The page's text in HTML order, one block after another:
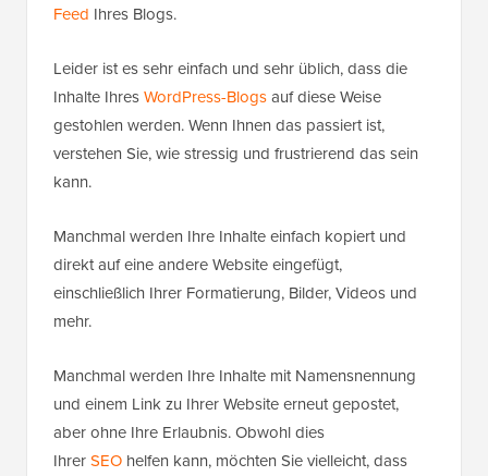
Feed Ihres Blogs.
Leider ist es sehr einfach und sehr üblich, dass die
Inhalte IhresWordPress-Blogsauf diese Weise
gestohlen werden. Wenn Ihnen das passiert ist,
verstehen Sie, wie stressig und frustrierend das sein
kann.
Manchmal werden Ihre Inhalte einfach kopiert und
direkt auf eine andere Website eingefügt,
einschließlich Ihrer Formatierung, Bilder, Videos und
mehr.
Manchmal werden Ihre Inhalte mit Namensnennung
und einem Link zu Ihrer Website erneut gepostet,
aber ohne Ihre Erlaubnis. Obwohl dies
IhrerSEO helfen kann, möchten Sie vielleicht, dass